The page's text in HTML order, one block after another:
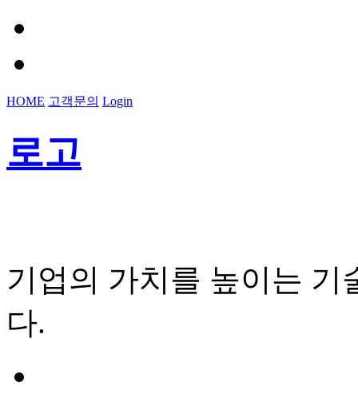
HOME 고객문의 Login
로고
기업의 가치를 높이는
다.